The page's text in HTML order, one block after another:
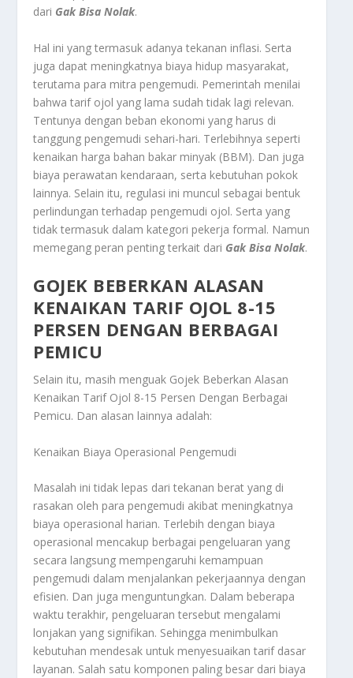
dari Gak Bisa Nolak.
Hal ini yang termasuk adanya tekanan inflasi. Serta
juga dapat meningkatnya biaya hidup masyarakat,
terutama para mitra pengemudi. Pemerintah menilai
bahwa tarif ojol yang lama sudah tidak lagi relevan.
Tentunya dengan beban ekonomi yang harus di
tanggung pengemudi sehari-hari. Terlebihnya seperti
kenaikan harga bahan bakar minyak (BBM). Dan juga
biaya perawatan kendaraan, serta kebutuhan pokok
lainnya. Selain itu, regulasi ini muncul sebagai bentuk
perlindungan terhadap pengemudi ojol. Serta yang
tidak termasuk dalam kategori pekerja formal. Namun
memegang peran penting terkait dari Gak Bisa Nolak.
GOJEK BEBERKAN ALASAN
KENAIKAN TARIF OJOL 8-15
PERSEN DENGAN BERBAGAI
PEMICU
Selain itu, masih menguak Gojek Beberkan Alasan
Kenaikan Tarif Ojol 8-15 Persen Dengan Berbagai
Pemicu. Dan alasan lainnya adalah:
Kenaikan Biaya Operasional Pengemudi
Masalah ini tidak lepas dari tekanan berat yang di
rasakan oleh para pengemudi akibat meningkatnya
biaya operasional harian. Terlebih dengan biaya
operasional mencakup berbagai pengeluaran yang
secara langsung mempengaruhi kemampuan
pengemudi dalam menjalankan pekerjaannya dengan
efisien. Dan juga menguntungkan. Dalam beberapa
waktu terakhir, pengeluaran tersebut mengalami
lonjakan yang signifikan. Sehingga menimbulkan
kebutuhan mendesak untuk menyesuaikan tarif dasar
layanan. Salah satu komponen paling besar dari biaya